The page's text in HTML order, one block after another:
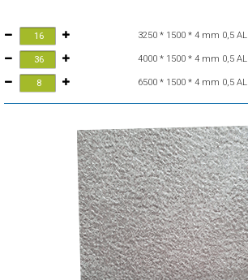
3250 * 1500 * 4 mm 0,5 AL
4000 * 1500 * 4 mm 0,5 AL
6500 * 1500 * 4 mm 0,5 AL